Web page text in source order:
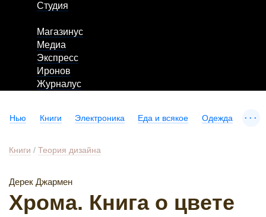
Студия
Магазинус
Медиа
Экспресс
Иронов
Журналус
Нью Книги Электроника Еда и всякое Одежда ...
Книги / Теория дизайна
Дерек Джармен
Хрома. Книга о цвете